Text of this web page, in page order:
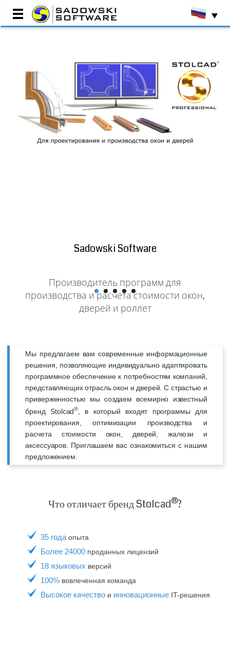
Отзывы
Внедрения
Производственные
программы
Торговые программы
Центр ресурсов
Sadowski Software
Производитель программ для
производства и расчета стоимости окон,
дверей и роллет
Мы предлагаем вам современные информационные
решения, позволяющие индивидуально адаптировать
программное обеспечение к потребностям компаний,
представляющих отрасль окон и дверей. С страстью и
приверженностью мы создаем всемирно известный
бренд Stolcad®
, в который входят программы для
проектирования, оптимизации производства и
расчета стоимости окон, дверей, жалюзи и
аксессуаров. Приглашаем вас ознакомиться с нашим
предложением.
Что отличает бренд Stolcad®?
35 годаопыта
Более 24000 проданных лицензий
18 языковых версий
100% вовлеченная команда
Высокое качество и инновационные IT-решения